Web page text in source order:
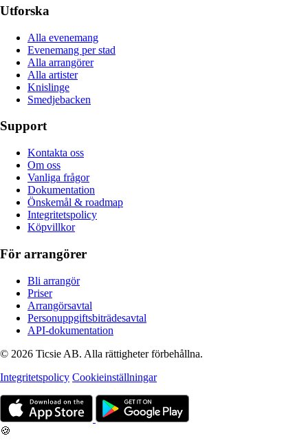
Utforska
Alla evenemang
Evenemang per stad
Alla arrangörer
Alla artister
Knislinge
Smedjebacken
Support
Kontakta oss
Om oss
Vanliga frågor
Dokumentation
Önskemål & roadmap
Integritetspolicy
Köpvillkor
För arrangörer
Bli arrangör
Priser
Arrangörsavtal
Personuppgiftsbiträdesavtal
API-dokumentation
© 2026 Ticsie AB. Alla rättigheter förbehållna.
Integritetspolicy Cookieinställningar
🍪